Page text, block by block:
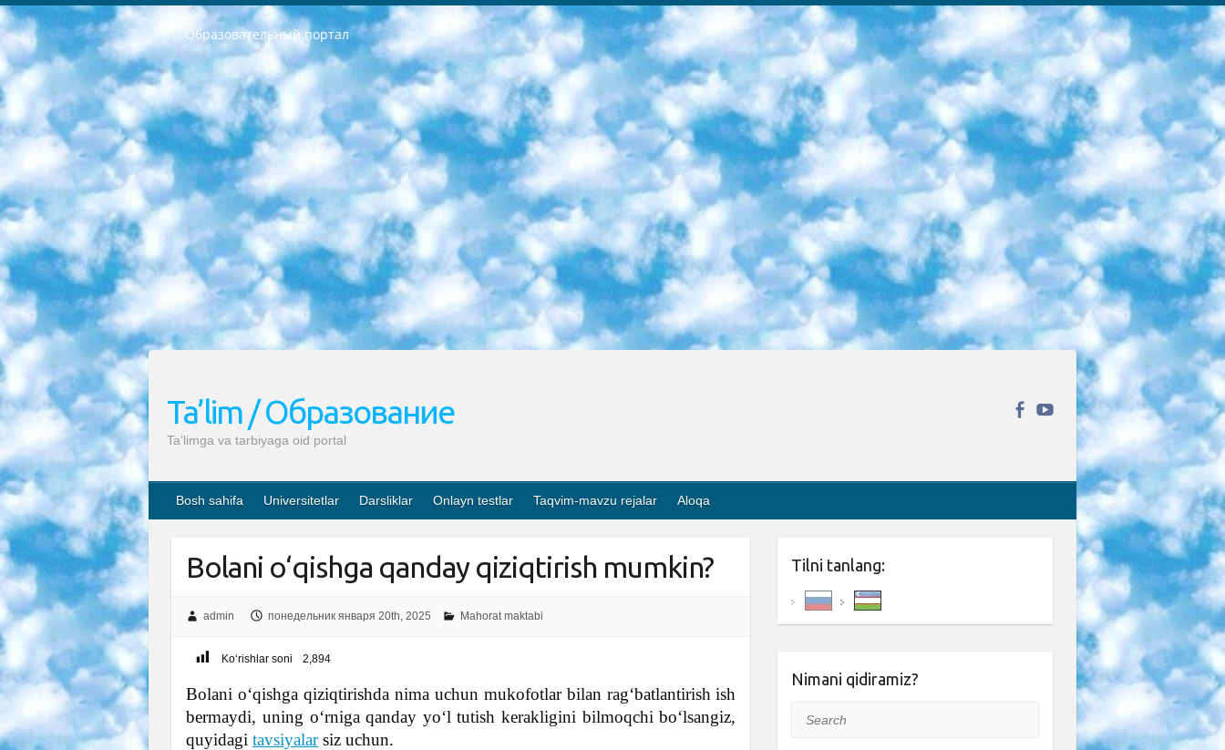
Образовательный портал
РЕСПУБЛИКА УЗБЕКИСТАН МИНИСТРЕРСТВО ДОШКОЛЬНОГО И ШКОЛЬНОГО ОБРАЗОВАНИЯ КОМАНДА в общеобразовательных учреждениях в 2023-2024 учебном году организация и проведение итоговой государственной аттестации обучающихся о Министра дошкольного и школьного образования Республики Узбекистан от 4 марта 2008 года (постановлением Минюста от 20 марта 2008 года № 1778 государственной регистрации) «Итоговое состояние учащихся общего среднего образования на основании положения об утверждении положения об аттестации общего среднего образования выпускной экзамен студентов в образовательных учреждениях в 2023-2024 учебном году В целях организации и прохождения аттестации приказываю: 1. Следующее: перечень предметов, по которым будет проводиться итоговая государственная аттестация и экзамен формы перевода согласно приложению 1; сертификаты международного образца, оценивающие уровень владения иностранными языками перечень согласно приложению 2; 2. Педагогический при специализированных образовательных учреждениях. научно-практический центр квалификации и международной оценки (Д.Давидова) 2024 г. До 25 марта: задания по предметам, по которым будет проводиться итоговая аттестация разработка и утверждение технических условий; итоговая аттестация на основании разработанного предметного задания разработка вопросов по предметам (устно и письменно), экзамен передача; общеобразовательные средние школы и специальные учебные заведения учащиеся выпускных классов школ и интернатов в агентской системе подготовка базы данных экзаменационных материалов и критериев оценки; перевод базы экзаменационных материалов на все языки обучения подать в Республиканский образовательный центр для изготовления; варианты экзаменов на основе разработанных контрольных материалов пусть будут поставлены задачи формирования. 3. Республиканский образовательный центр (Ш.Худайкулов) до 5 апреля 2024 года. до: база данных предоставленных экзаменационных материалов на все языки обучения перевод и экспертиза; для слепых, слабовидящих, глухих, слабослышащих и умственно отсталых детей учащиеся выпускных классов специализированных школ и школ-интернатов база данных экзаменационных материалов на всех преподаваемых языках подготовка критериев оценки; специализированные школы для умственно отсталых детей и технологии для учащихся выпускных классов школ-интернатов разработка соответствующих рекомендаций и критериев проведения ЕГЭ по естествознанию давать задания. 4. Педагогический при специализированных образовательных учреждениях. Научно-практический центр навыков и международной оценки (Д.Давидова), Республика образовательный центр (Худайкулов Ш.) итоговый государственный аттестационный экзамен ориентирован на творческое и логическое мышление при подготовке базы материалов учитывать введение заданий. 5. Следует отметить, что: сертификат государственного образца о знании общеобразовательного предмета и как минимум национальный уровень B1 по предметам на иностранных языках, указанным в Приложении 2. или международно признанный сертификат эквивалентного уровня студенты, изучающие определенный предмет, освобождаются от экзамена; по соответствующим предметам запланирована итоговая государственная аттестация за день до дня, путем жеребьевки Рабочей группой (в письменной форме по предметам, проводимым в форме) из числа сформированных вариантов выбрано 2 варианта; 2 выбранных варианта экзамена анонсированы на официальном сайте министерства и все выпускники по всей стране на основе этих вариантов проводит итоговую государственную аттестацию. 6. Государственное образование учащихся средних общеобразовательных учреждений. знания в соответствии с квалификационными требованиями, которые необходимо приобрести на основании стандартов итоговый (выпускной) контроль для 9 и 11 классов в целях тестирования Экзамены (далее – экзамены) состоят из предметов, перечисленных в приложении 1. будет сделано. 7. Экзамены пройдут с 26 мая по 15 июня 2024 г. (кроме науки физического воспитания). 8. Физическая для учащихся 9 классов общесредних образовательных учреждений. Экзамены по предмету «Образование, квалификация медицина» 1-6 мая 2024 года. сотрудники перевести под присмотр (с отклонениями в физическом или умственном развитии) специализированная школа для детей, школы-интернаты и со сколиозом школы-интернаты санаторного типа для больных детей исключены). 9. Он был слепым, слабовидящим и имел нарушения опорно-двигательного аппарата. экзамены в специализированных школах и интернатах для детей должны проводиться исходя из требований, предъявляемых к общеобразовательным учреждениям (физкультура кроме науки). 10. Специализированная школа для глухих и слабослышащих детей. и экзамены в интернатах и быть реализован в виде письменного теста по математике. 11. Специальность для умственно отсталых детей. Для 9 класса Родной язык и литературное письмо Государственный язык (язык обучения – узбекский). для неклассов) написано Математическое письмо Письменная/устная история Узбекистана Физическое воспитание практично Итоговый контроль Для 11 класса Написание родного языка и литературы (эссе) Математическое письмо Узбекский язык (обучение на узбекском языке) не посещающее общее среднее образование для учреждений)/Образовательное учреждение выбор письменный и устный Иностранный язык письменный/устный Письменная/устная история Узбекистана *По выбору студента:  Химия  Физика  Основы государственного права  География 10 бесплатных образовательных ресурсов - Мы составили подборку онлайн-проектов с интерактивными упражнениями, видеолекциями и статьями. Они помогут вам обрести новые и освежить старые знания бесплатно. 1. «ИНТУИТ» Старейшая образовательная площадка Рунета. Здесь вы найдёте сотни текстовых и видеокурсов на десятки различных тем — от программирования до психологии. Многие курсы подготовлены российскими университетами и крупными международными компаниями вроде Intel и Microsoft. Самостоятельное обучение бесплатное, но желающие могут оплатить услуги персональных наставников. 2. «Смартия» знакомит с актуальными профессиями и подсказывает, как им обучаться. Выбрав заинтересовавшую вас специальность — SMM-специалист, фотограф, веб-дизайнер или другую, — увидите список необходимых для неё умений. Чтобы вы могли освоить их самостоятельно, для каждого умения площадка отображает подборку ссылок на учебные материалы. Хотя «Смартия» ориентируется на русскоязычную аудиторию, часть контента всё же доступна только на английском. 3. «Лекторий Физтеха» Проект Московского физико-технического института (Физтеха). С его помощью вы можете смотреть онлайн серии лекций, записанные на видео в этом вузе. В числе доступных предметов — физика, биология, химия, информационные технологии и другие. К некоторым лекциям администрация ресурса прилагает готовые конспекты, которые можно скачивать в PDF-формате. 4. ITMOcourses Онлайн-площадка Санкт-Петербургского национального исследовательского университета информационных технологий, механики и оптики (ИТМО). Ресурс предоставляет свободный доступ к курсам, разработанным в этом вузе. Каталог материалов разбит на четыре категории: «Оптические системы и технологии», «Приборостроение и робототехника», «Информационные технологии» и «Биотехнологии». Курсы состоят из видеолекций, интерактивных демонстраций и заданий. 5. «КиберЛенинка» Электронная научная библиотека открытого доступа. Каталог площадки регулярно обрастает текстами статей из различных научных изданий. Сгруппированные по журналам и рубрикам публикации можно читать онлайн или скачивать целиком в PDF-формате. Проект нацелен на популяризацию науки за счёт открытого доступа к качественной информации. 6. «ПостНаука» На этом ресурсе публикуют подборки видеолекций, составленные экспертами из разных отраслей и объединённые общими темами. Среди них, к примеру, есть серии «Биоинформатика и геномика», «Культура средневековой Скандинавии» и Cinema Studies о теории кино. Каждая подборка лекций — логически связанная история, рассказанная экспертом от первого лица. Кроме того, на сайте появляются научно-образовательные статьи и тесты на разные темы. 7. «Newочём» Команда проекта «Newочём» отбирает самые интересные тексты из англоязычных СМИ и переводит те из них, за которые голосуют участники сообщества «ВКонтакте». По большей части это научно-популярные статьи. Редакторы придумывают лишь заголовки, в остальном содержание переводов соответствует оригиналам. Полные тексты можно читать прямо в социальной сети. 8. InternetUrok Онлайн-база материалов по основным дисциплинам школьной программы. Информация на сайте структурирована по классам, предметам и темам (урокам). Каждый урок состоит из видеолекций и конспектов. Есть также интерактивные тренажёры и тесты для закрепления пройденного материала. Даже если вы давно окончили школу, возможность повторить программу старших классов всегда может пригодиться. 9. Edutainme Ещё один ресурс об образовании. В отличие от Newtonew, как мне кажется, Edutainme больше ориентируется на представителей индустрии: педагогов, предпринимателей, разработчиков образовательных проектов. Но и любой, кто просто стремится к саморазвитию, найдёт на сайте много полезного и интересного для себя. Например, информацию о новых курсах и образовательных сервисах. 10. Newtonew Онлайн-медиа об образовании и обучении в широком смысле. Авторы Newtonew пишут об инструментах, заведениях, тактиках и стратегиях, которые помогают учить других и получать новые знания самостоятельно. На этой площадке вы найдёте новости, обзоры, аналитические мат
Ta’lim / Образование
Ta’limga va tarbiyaga oid portal
Bosh sahifa Universitetlar Darsliklar Onlayn testlar Taqvim-mavzu rejalar Aloqa
Bolani o‘qishga qanday qiziqtirish mumkin?
admin понедельник января 20th, 2025 Mahorat maktabi
Ko‘rishlar soni 2,894
Bolani o‘qishga qiziqtirishda nima uchun mukofotlar bilan rag‘batlantirish ish
bermaydi, uning o‘rniga qanday yo‘l tutish kerakligini bilmoqchi bo‘lsangiz,
quyidagitavsiyalarsiz uchun.
Tilni tanlang:
Nimani qidiramiz?
Search